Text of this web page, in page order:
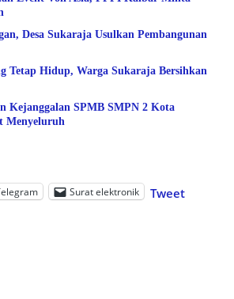
Desa Sukaraja Usulkan Pembangunan
Tetap Hidup, Warga Sukaraja Bersihkan
Kejanggalan SPMB SMPN 2 Kota
Menyeluruh
Surat elektronik Tweet